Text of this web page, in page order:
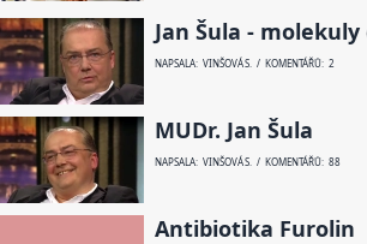
Jan Šula -
NAPSALA: VINŠOVÁ S. / KOMENTÁŘŮ: 2
MUDr. Jan Šula
NAPSALA: VINŠOVÁ S. / KOMENTÁŘŮ: 88
Antibiotika Furolin